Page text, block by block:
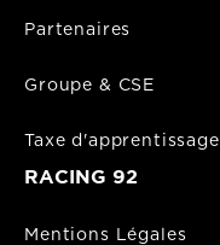
Partenaires
Groupe & CSE
Taxe d'apprentissage
RACING 92
Mentions Légales